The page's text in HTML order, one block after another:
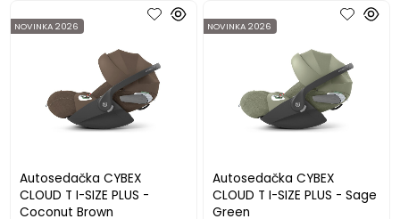
Autosedačka CYBEX
CLOUD T I-SIZE PLUS -
Coconut Brown
NOVINKA 2026
Autosedačka CYBEX
CLOUD T I-SIZE PLUS - Sage
Green
NOVINKA 2026